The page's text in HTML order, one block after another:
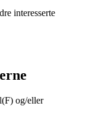
interesserte
og/eller